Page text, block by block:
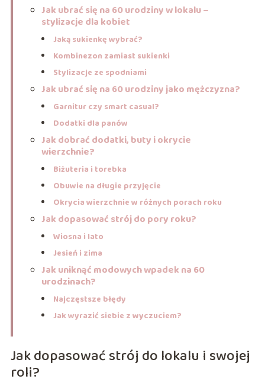
Jak ubrać się na 60 urodziny w lokalu –
stylizacje dla kobiet
Jaką sukienkę wybrać?
Kombinezon zamiast sukienki
Stylizacje ze spodniami
Jak ubrać się na 60 urodziny jako mężczyzna?
Garnitur czy smart casual?
Dodatki dla panów
Jak dobrać dodatki, buty i okrycie
wierzchnie?
Biżuteria i torebka
Obuwie na długie przyjęcie
Okrycia wierzchnie w różnych porach roku
Jak dopasować strój do pory roku?
Wiosna i lato
Jesień i zima
Jak uniknąć modowych wpadek na 60
urodzinach?
Najczęstsze błędy
Jak wyrazić siebie z wyczuciem?
Jak dopasować strój do lokalu i swojej
roli?